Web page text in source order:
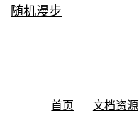
随机漫步
首页 文档资源